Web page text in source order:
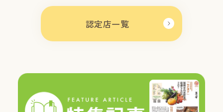
認定店一覧